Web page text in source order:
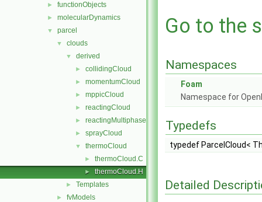
► functionObjects
► molecularDynamics
▼ parcel
▼ clouds
▼ derived
► collidingCloud
► momentumCloud
► mppicCloud
► reactingCloud
► reactingMultiphaseCloud
► sprayCloud
▼ thermoCloud
► thermoCloud.C
► thermoCloud.H
► Templates
► fvModels
Go to the
Namespaces
Foam
Namespace for
Typedefs
typedef ParcelCloud<
Detailed